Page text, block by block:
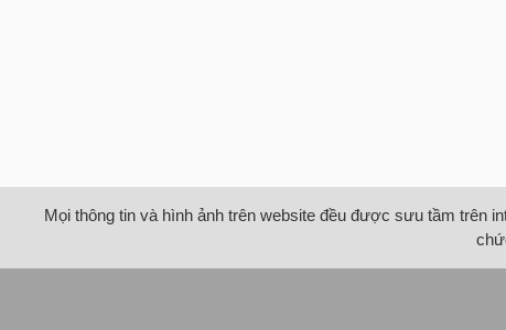
Mọi thông tin và hình ảnh trên website đều được sưu tầm trên